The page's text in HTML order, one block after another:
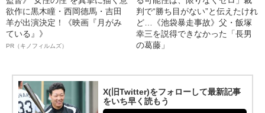
欲作に黒木瞳・西岡德馬・吉田
羊が出演決定！《映画『月がみ
ている』》
PR（キノフィルムズ）
判で“勝ち目がない”と伝えたけれ
ど…《池袋暴走事故》父・飯塚
幸三を説得できなかった「長男
の葛藤」
X(旧Twitter)をフォローして最新記事
をいち早く読もう